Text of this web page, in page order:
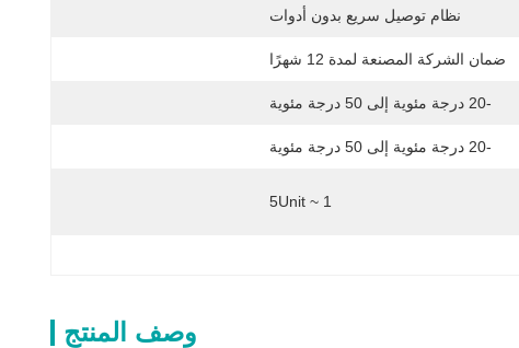
نظام توصيل سريع بدون أدوات
ضمان الشركة المصنعة لمدة 12 شهرًا
-20 درجة مئوية إلى 50 درجة مئوية
-20 درجة مئوية إلى 50 درجة مئوية
1 ~ 5Unit
وصف المنتج